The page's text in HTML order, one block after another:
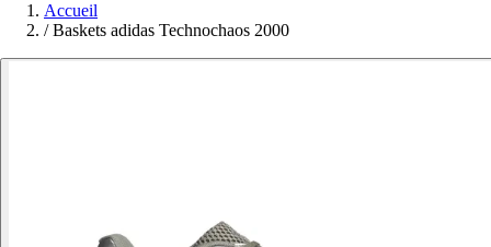
Accueil
/ Baskets adidas Technochaos 2000